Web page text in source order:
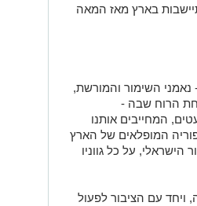
בארץ מאז המאה
- נאמני השימור והמורשת,
הרוח שבה -
המחייבים אותנו
המופלאים של הארץ
על כל גווניו
ויחד עם הציבור לפעול